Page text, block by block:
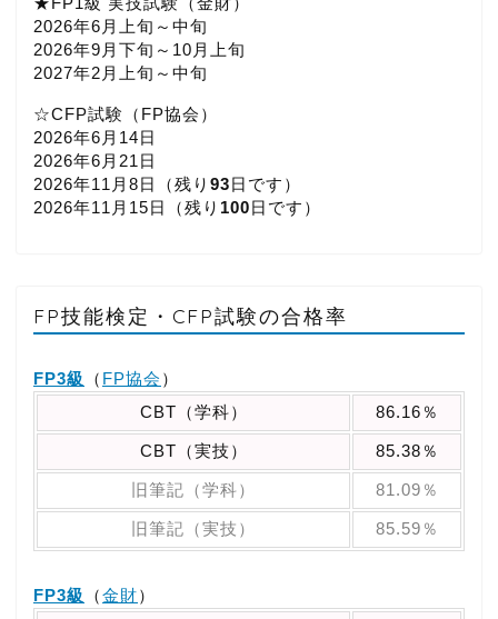
2026年6月上旬～中旬
2026年9月下旬～10月上旬
2027年2月上旬～中旬
☆CFP試験（FP協会）
2026年6月14日
2026年6月21日
2026年11月8日（残り 93日です）
2026年11月15日（残り 100日です）
FP技能検定・CFP試験の合格率
FP3級 （ FP協会 ）
CBT（学科）
86.16％
CBT（実技） 85.38％
旧筆記（学科） 81.09％
旧筆記（実技） 85.59％
FP3級 （金財）